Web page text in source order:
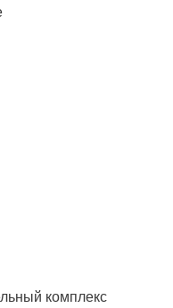
комплекс